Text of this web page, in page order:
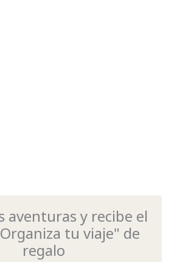
aventuras y recibe el
tu viaje" de
regalo